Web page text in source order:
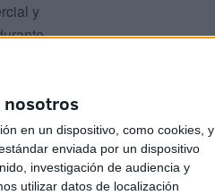
nosotros
en un dispositivo, como cookies, y
enviada por un dispositivo
investigación de audiencia y
utilizar datos de localización
y
para